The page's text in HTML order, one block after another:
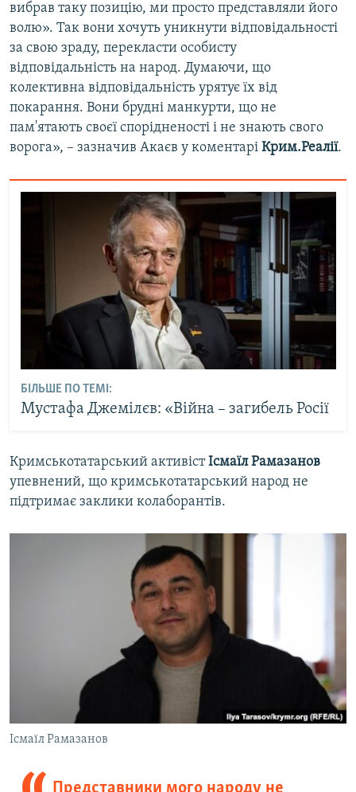
вибрав таку позицію, ми просто представляли його
волю». Так вони хочуть уникнути відповідальності
за свою зраду, перекласти особисту
відповідальність на народ. Думаючи, що
колективна відповідальність урятує їх від
покарання. Вони брудні манкурти, що не
пам'ятають своєї спорідненості і не знають свого
ворога», – зазначив Акаєв у коментарі Крим.Реалії.
БІЛЬШЕ ПО ТЕМІ:
Мустафа Джемілєв: «Війна – загибель Росії
Кримськотатарський активістІсмаїл Рамазанов
упевнений, що кримськотатарський народ не
підтримає заклики колаборантів.
Ісмаїл Рамазанов
Представники мого народу не